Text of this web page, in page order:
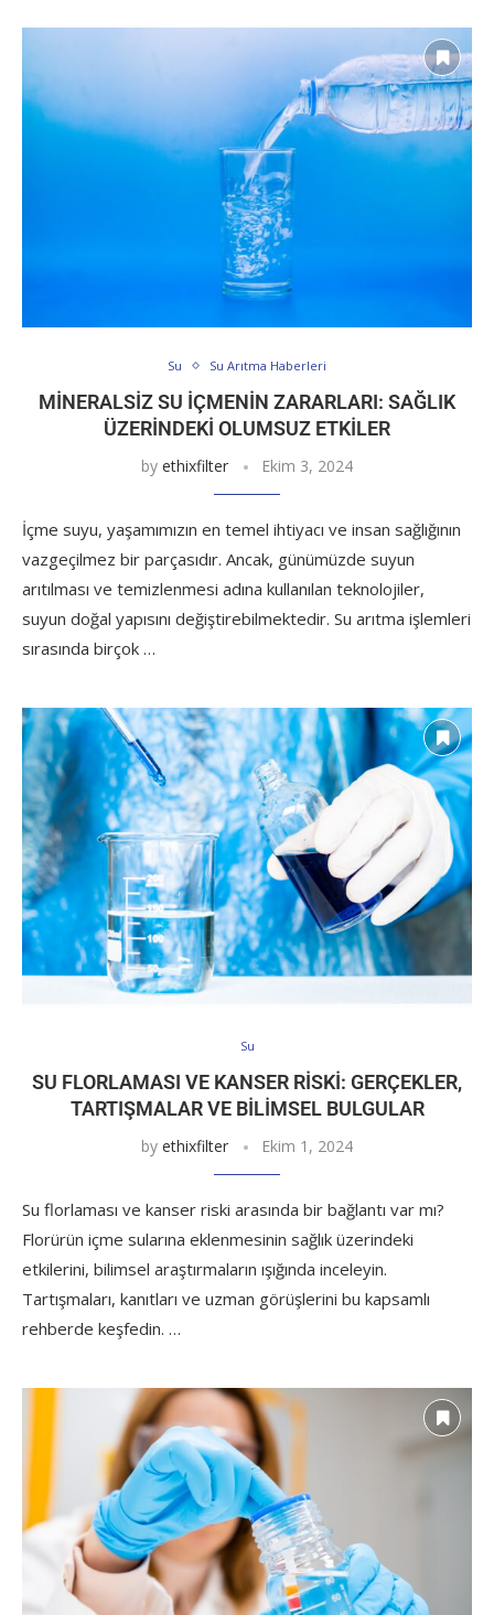
Su Su Arıtma Haberleri
MINERALSIZ SU İÇMENIN ZARARLARI: SAĞLIK
ÜZERINDEKI OLUMSUZ ETKILER
by ethixfilter Ekim 3, 2024
İçme suyu, yaşamımızın en temel ihtiyacı ve insan sağlığının
vazgeçilmez bir parçasıdır. Ancak, günümüzde suyun
arıtılması ve temizlenmesi adına kullanılan teknolojiler,
suyun doğal yapısını değiştirebilmektedir. Su arıtma işlemleri
sırasında birçok …
Su
SU FLORLAMASI VE KANSER RISKI: GERÇEKLER,
TARTIŞMALAR VE BILIMSEL BULGULAR
by ethixfilter Ekim 1, 2024
Su florlaması ve kanser riski arasında bir bağlantı var mı?
Florürün içme sularına eklenmesinin sağlık üzerindeki
etkilerini, bilimsel araştırmaların ışığında inceleyin.
Tartışmaları, kanıtları ve uzman görüşlerini bu kapsamlı
rehberde keşfedin. …